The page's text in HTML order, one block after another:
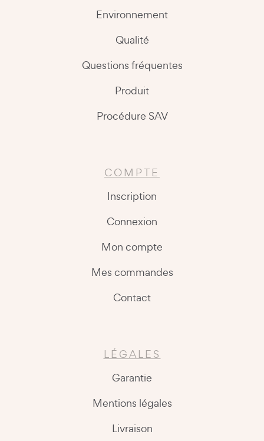
Environnement
Qualité
Questions fréquentes
Produit
Procédure SAV
COMPTE
Inscription
Connexion
Mon compte
Mes commandes
Contact
LÉGALES
Garantie
Mentions légales
Livraison